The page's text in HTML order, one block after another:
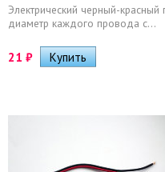
Электрический черный-
диаметр каждого провода с...
21 ₽